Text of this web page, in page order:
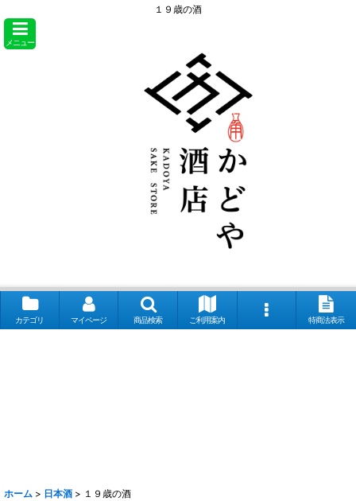
１９歳の酒
メニュー
カテゴリ マイページ 商品検索 ご利用案内 特商法表示
ホーム > 日本酒 > １９歳の酒